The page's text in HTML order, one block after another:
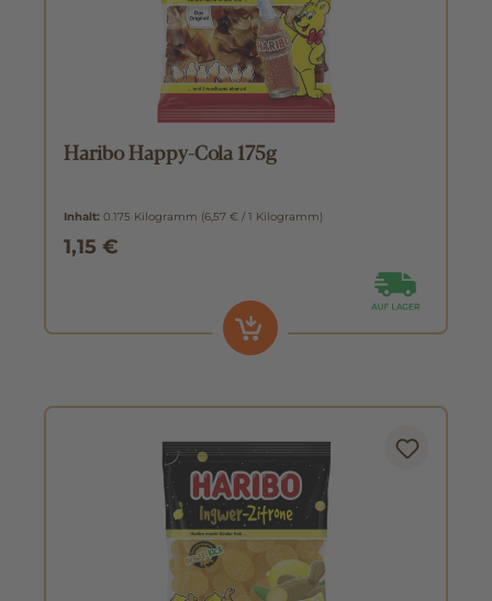
Haribo Happy-Cola 175g
Inhalt: 0.175 Kilogramm (6,57 € / 1 Kilogramm)
1,15 €